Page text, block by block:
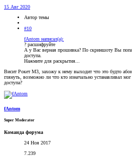
15 Авг 2020
Автор темы
#10
fAntom написал(а):
? расшифруйте
А у Вас верная прошивка? По скриншоту Вы
доступа.
Нажмите для раскрытия...
Висит Рокет М3, захожу к нему выходит что это будто
глянуть, возможно ли что кто изначально устанавливал
доступа?
fAntom
Super Moderator
Команда форума
24 Ноя 2017
7.239